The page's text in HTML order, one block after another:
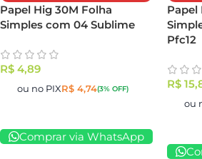
Papel Hig 30M Folha
Simples com 04 Sublime
R$ 4,89
ou no PIXR$ 4,74(3% OFF)
Comprar via WhatsApp
Papel
Pfc12
R$
ou